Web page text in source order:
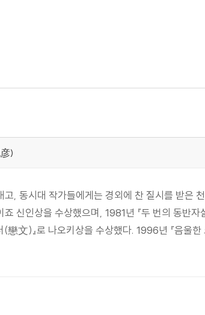
)
고, 동시대 작가들에게는 경외에 찬 질시를 받
신인상을 수상했으며, 1981년 『두 번의 동반자
)』로 나오키상을 수상했다. 1996년 『음울한 코